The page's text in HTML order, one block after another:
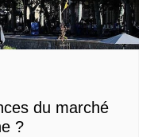
du marché
?